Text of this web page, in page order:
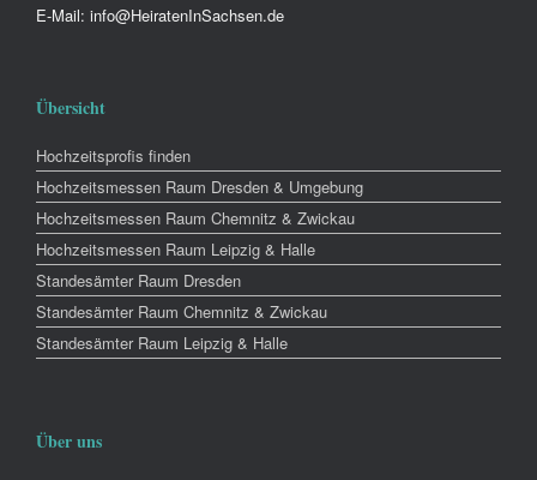
E-Mail: info@HeiratenInSachsen.de
Übersicht
Hochzeitsprofis finden
Hochzeitsmessen Raum Dresden & Umgebung
Hochzeitsmessen Raum Chemnitz & Zwickau
Hochzeitsmessen Raum Leipzig & Halle
Standesämter Raum Dresden
Standesämter Raum Chemnitz & Zwickau
Standesämter Raum Leipzig & Halle
Über uns